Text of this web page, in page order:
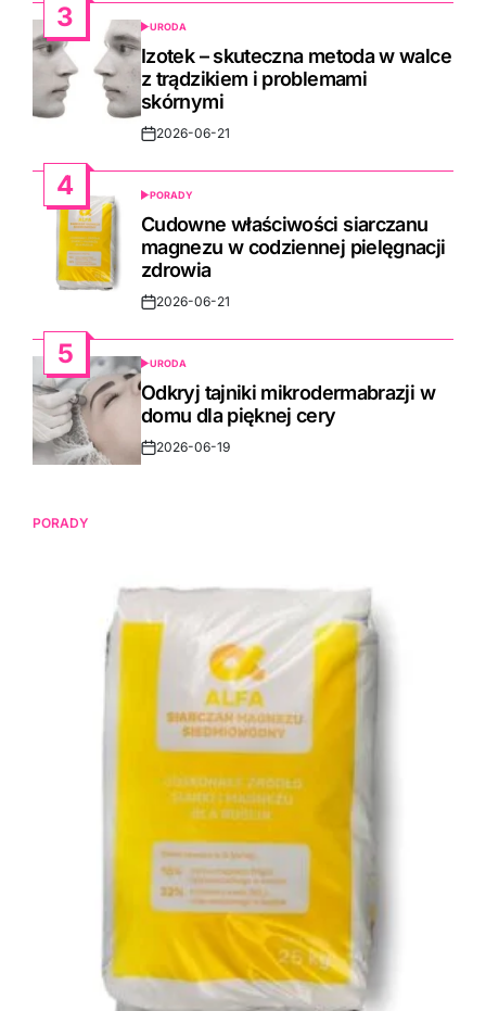
3
POSTED
IN
URODA
Izotek – skuteczna metoda w walce
z trądzikiem i problemami
skórnymi
Post2026-06-21
4
POSTED
IN
PORADY
Cudowne właściwości siarczanu
magnezu w codziennej pielęgnacji
zdrowia
Post2026-06-21
5
POSTED
IN
URODA
Odkryj tajniki mikrodermabrazji w
domu dla pięknej cery
Post2026-06-19
PORADY